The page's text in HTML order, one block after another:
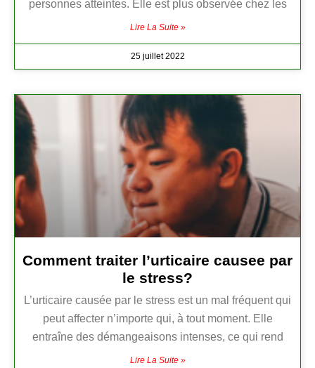
personnes atteintes. Elle est plus observée chez les
Lire La Suite »
25 juillet 2022
Comment traiter l’urticaire causee par
le stress?
L’urticaire causée par le stress est un mal fréquent qui
peut affecter n’importe qui, à tout moment. Elle
entraîne des démangeaisons intenses, ce qui rend
Lire La Suite »